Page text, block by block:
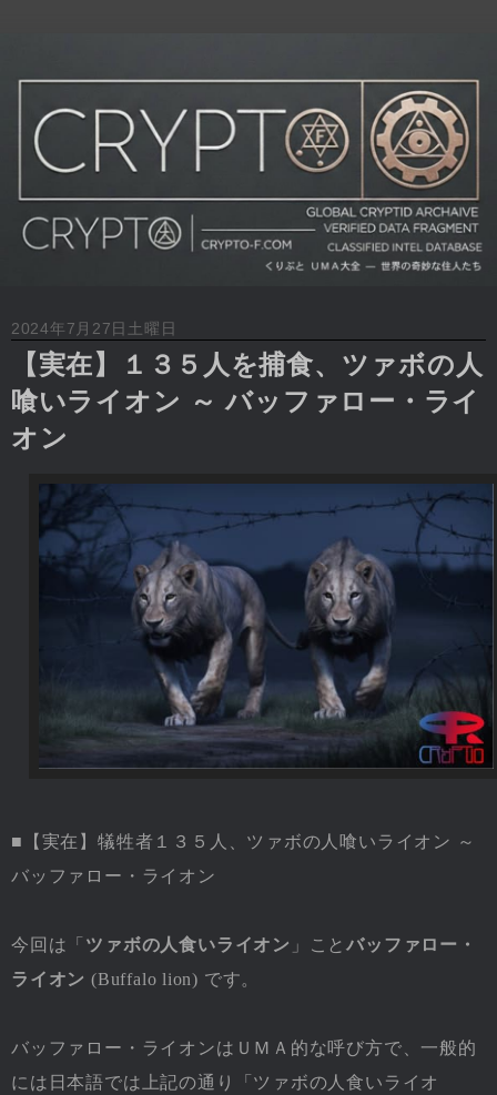
2024年7月27日土曜日
【実在】１３５人を捕食、ツァボの人
喰いライオン ～ バッファロー・ライ
オン
■【実在】犠牲者１３５人、ツァボの人喰いライオン ～
バッファロー・ライオン
今回は「 ツァボの人食いライオン 」ことバッファロー・
ライオン (Buffalo lion) です。
バッファロー・ライオンはＵＭＡ的な呼び方で、一般的
には日本語では上記の通り「ツァボの人食いライオ